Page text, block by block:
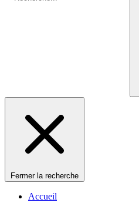
Fermer la recherche
Accueil